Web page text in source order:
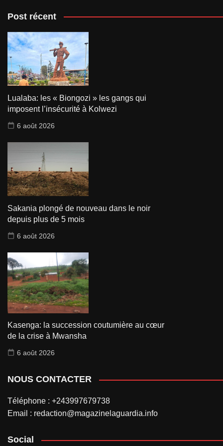
Post récent
Lualaba: les « Biongozi » les gangs qui
imposent l’insécurité à Kolwezi
6 août 2026
Sakania plongé de nouveau dans le noir
depuis plus de 5 mois
6 août 2026
Kasenga: la succession coutumière au cœur
de la crise à Mwansha
6 août 2026
NOUS CONTACTER
Téléphone : +243997679738
Email : redaction@magazinelaguardia.info
Social